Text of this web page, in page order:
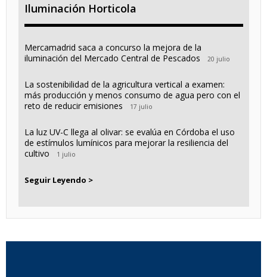
Iluminación Horticola
Mercamadrid saca a concurso la mejora de la
iluminación del Mercado Central de Pescados
20 julio
La sostenibilidad de la agricultura vertical a examen:
más producción y menos consumo de agua pero con el
reto de reducir emisiones
17 julio
La luz UV-C llega al olivar: se evalúa en Córdoba el uso
de estímulos lumínicos para mejorar la resiliencia del
cultivo
1 julio
Seguir Leyendo >